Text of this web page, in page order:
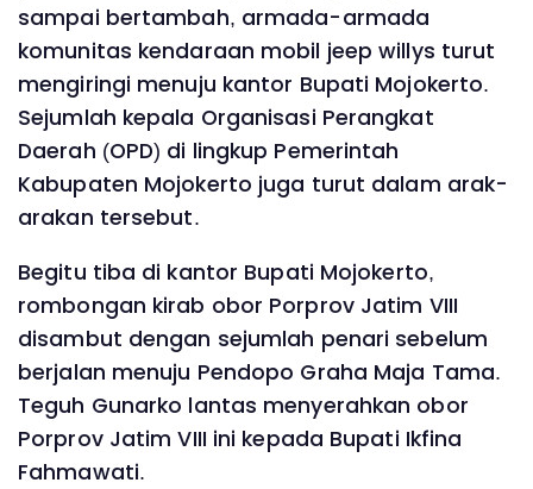
sampai bertambah, armada-armada
komunitas kendaraan mobil jeep willys turut
mengiringi menuju kantor Bupati Mojokerto.
Sejumlah kepala Organisasi Perangkat
Daerah (OPD) di lingkup Pemerintah
Kabupaten Mojokerto juga turut dalam arak-
arakan tersebut.
Begitu tiba di kantor Bupati Mojokerto,
rombongan kirab obor Porprov Jatim VIII
disambut dengan sejumlah penari sebelum
berjalan menuju Pendopo Graha Maja Tama.
Teguh Gunarko lantas menyerahkan obor
Porprov Jatim VIII ini kepada Bupati Ikfina
Fahmawati.